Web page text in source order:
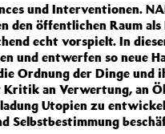
und Interventionen.
den öffentlichen Raum
echt vorspielt. In
und entwerfen so neue
Ordnung der Dinge und
Kritik an Verwertung, an
Utopien zu
Selbstbestimmung